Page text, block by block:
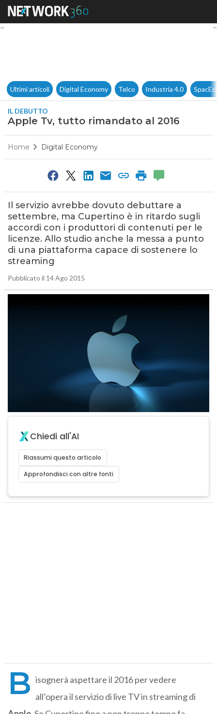
Apple Tv, tutto rimandato al
Ultimi articoli Digital Economy Telco Industria 4.0
IL DEBUTTO
Apple Tv, tutto rimandato al 2016
Home Digital Economy
Il servizio avrebbe dovuto debuttare a
settembre, ma Cupertino è in ritardo sugli
accordi con i produttori di contenuti per le
licenze. Allo studio anche la messa a punto
di una piattaforma capace di sostenere lo
streaming
Pubblicato il 14 Ago 2015
Chiedi all'AI
Riassumi questo articolo
Approfondisci con altre fonti
B isognerà aspettare il 2016 per vedere
all’opera il servizio di live TV in streaming di